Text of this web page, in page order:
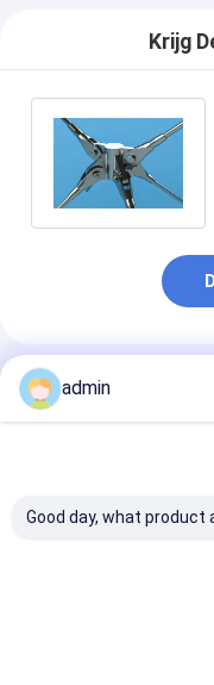
Krijg
Geadviseerde
admin
Good day, what product